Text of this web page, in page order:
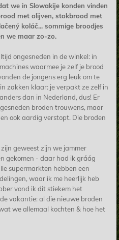
we in Slowakije konden vinden
met olijven, stokbrood met
koláč... sommige broodjes
we maar zo-zo.
ongesneden in de winkel: in
waarmee je zelf je brood
de jongens erg leuk om te
zakken klaar: je verpakt ze zelf in
dan in Nederland, dus! Er
broden trouwens, maar
ook aardig verstopt. Die broden
geweest zijn we jammer
gekomen - daar had ik gráág
supermarkten hebben een
waar ik me heerlijk heb
vond ik dit stiekem het
vakantie: al die nieuwe broden
we allemaal kochten & hoe het